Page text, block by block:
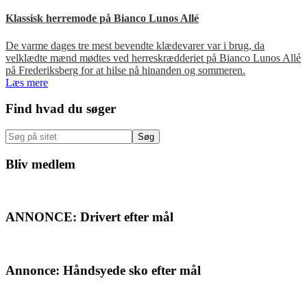
Klassisk herremode på Bianco Lunos Allé
De varme dages tre mest bevendte klædevarer var i brug, da
velklædte mænd mødtes ved herreskrædderiet på Bianco Lunos Allé
på Frederiksberg for at hilse på hinanden og sommeren.
Læs mere
Primær
Sidebar
Find hvad du søger
Søg
på
sitet
Bliv medlem
ANNONCE: Drivert efter mål
Annonce: Håndsyede sko efter mål